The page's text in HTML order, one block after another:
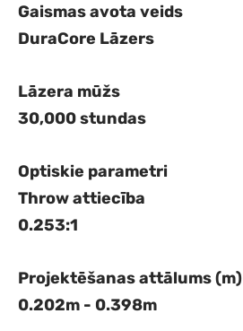
Gaismas avota veids
DuraCore Lāzers
Lāzera mūžs
30,000 stundas
Optiskie parametri
Throw attiecība
0.253:1
Projektēšanas attālums (m)
0.202m - 0.398m